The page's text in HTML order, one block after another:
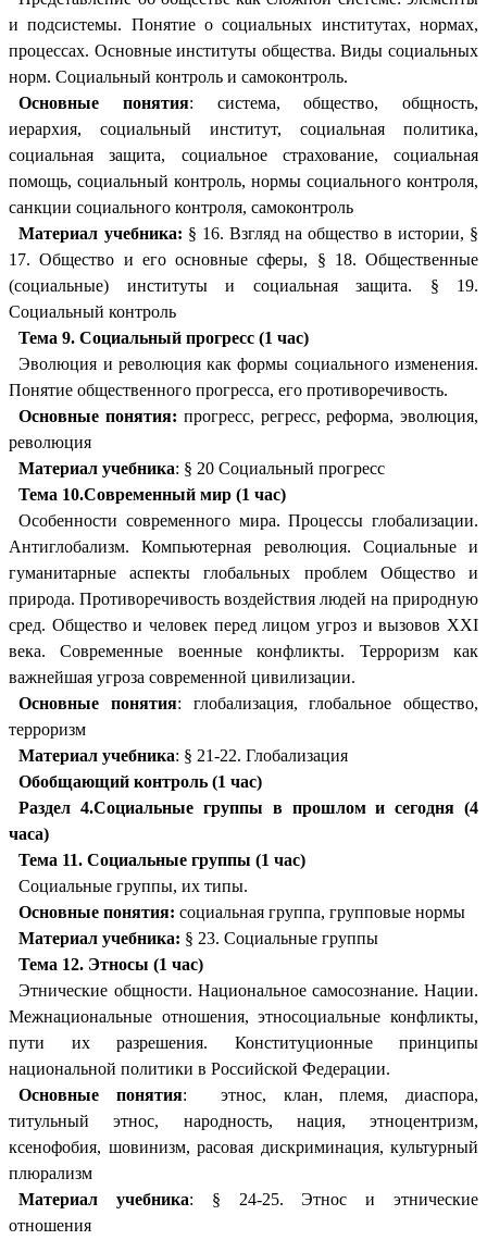
и подсистемы. Понятие о социальных институтах, нормах,
процессах. Основные институты общества. Виды социальных
норм. Социальный контроль и самоконтроль.
Основные понятия: система, общество, общность,
иерархия, социальный институт, социальная политика,
социальная защита, социальное страхование, социальная
помощь, социальный контроль, нормы социального контроля,
санкции социального контроля, самоконтроль
Материал учебника: § 16. Взгляд на общество в истории, §
17. Общество и его основные сферы, § 18. Общественные
(социальные) институты и социальная защита. § 19.
Социальный контроль
Тема 9. Социальный прогресс (1 час)
Эволюция и революция как формы социального изменения.
Понятие общественного прогресса, его противоречивость.
Основные понятия: прогресс, регресс, реформа, эволюция,
революция
Материал учебника: § 20 Социальный прогресс
Тема 10.Современный мир (1 час)
Особенности современного мира. Процессы глобализации.
Антиглобализм. Компьютерная революция. Социальные и
гуманитарные аспекты глобальных проблем Общество и
природа. Противоречивость воздействия людей на природную
сред. Общество и человек перед лицом угроз и вызовов XXI
века. Современные военные конфликты. Терроризм как
важнейшая угроза современной цивилизации.
Основные понятия: глобализация, глобальное общество,
терроризм
Материал учебника: § 21-22. Глобализация
Обобщающий контроль (1 час)
Раздел 4.Социальные группы в прошлом и сегодня (4
часа)
Тема 11. Социальные группы (1 час)
Социальные группы, их типы.
Основные понятия: социальная группа, групповые нормы
Материал учебника: § 23. Социальные группы
Тема 12. Этносы (1 час)
Этнические общности. Национальное самосознание. Нации.
Межнациональные отношения, этносоциальные конфликты,
пути их разрешения. Конституционные принципы
национальной политики в Российской Федерации.
Основные понятия: этнос, клан, племя, диаспора,
титульный этнос, народность, нация, этноцентризм,
ксенофобия, шовинизм, расовая дискриминация, культурный
плюрализм
Материал учебника: § 24-25. Этнос и этнические
отношения